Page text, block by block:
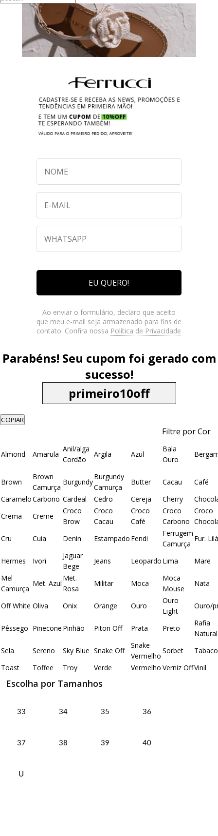
EU QUERO!
Ao enviar o formulário, declaro que aceito
que meu e-mail seja armazenado para fins de
contato. Confira nossa Política de Privacidade
Parabéns! Seu cupom foi gerado com
sucesso!
COPIAR
Filtre por Cor
Almond Amarula
Anil/alga
Cordão
Argila Azul
Bala
Ouro
Brown
Brown
Camurça
Burgundy
Burgundy
Camurça
Butter Cacau
Café
CarameloCarbono Cardeal Cedro Cereja Cherry
Crema
Creme
Croco
Brow
Croco
Cacau
Croco
Café
Croco
Carbono
Croco
Cru
Cuia Denin Estampado Fendi
Ferrugem
Camurça
Fur.
Hermes Ivori
Jaguar
Bege
Jeans Leopardo Lima
Mare
Mel
Camurça
Met. Azul
Met.
Rosa
Militar Moca
Moca
Mouse
Nata
Off White Oliva Onix Orange Ouro
Ouro
Light
Ouro/
Pêssego Pinecone Pinhão Piton Off Prata Preto
Rafia
Natural
Sela
Sereno Sky Blue Snake Off
Snake
Vermelho
Sorbet
Tabaco
Toast
Toffee Troy Verde Vermelho Verniz OffVinil
Escolha por Tamanhos
33 34 35 36
37 38 39 40
U